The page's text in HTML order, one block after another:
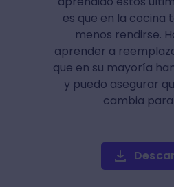
es que en la cocina
menos rendirse.
aprender a
que en su mayoría
y puedo asegurar
cambia